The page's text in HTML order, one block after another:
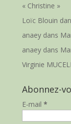
« Christine »
Loïc Blouin
anaeydans
anaeydans
Virginie
Abonnez-
E-mail *